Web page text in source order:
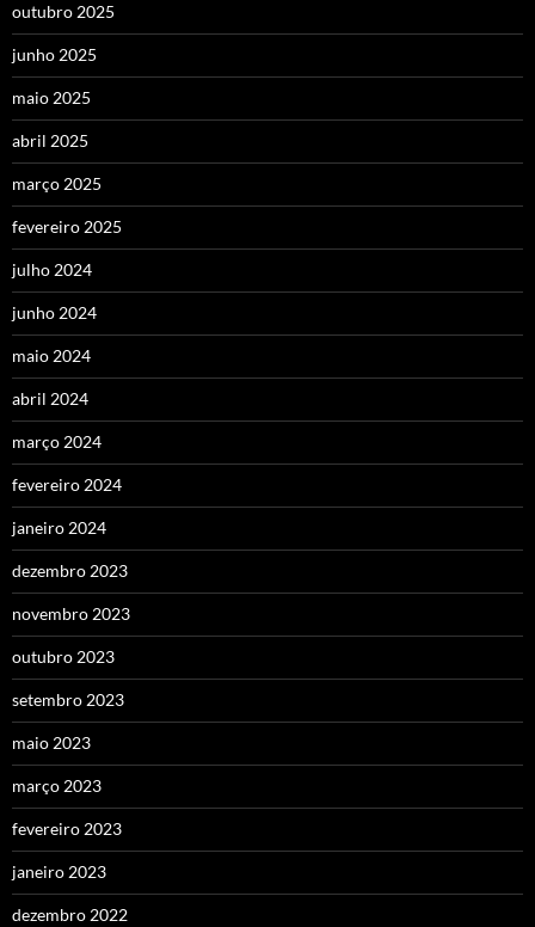
outubro 2025
junho 2025
maio 2025
abril 2025
março 2025
fevereiro 2025
julho 2024
junho 2024
maio 2024
abril 2024
março 2024
fevereiro 2024
janeiro 2024
dezembro 2023
novembro 2023
outubro 2023
setembro 2023
maio 2023
março 2023
fevereiro 2023
janeiro 2023
dezembro 2022